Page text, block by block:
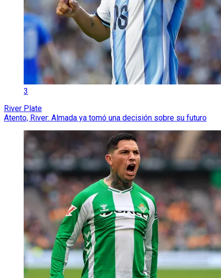
3
River Plate
Atento, River: Almada ya tomó una decisión sobre su futuro